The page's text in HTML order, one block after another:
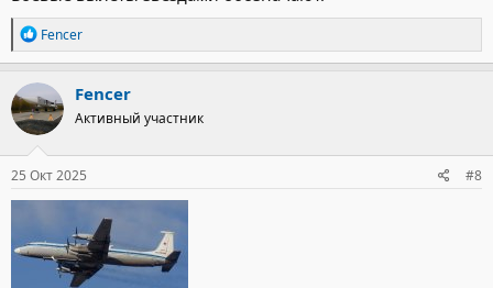
Р
е
а
к
ц
и
и
:
Fencer
Fencer
Активный участник
25 Окт 2025 #8